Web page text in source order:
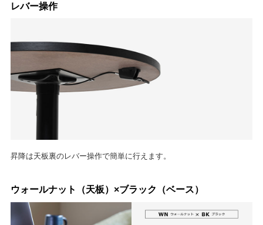
レバー操作
昇降は天板裏のレバー操作で簡単に行えます。
ウォールナット（天板）×ブラック（ベース）